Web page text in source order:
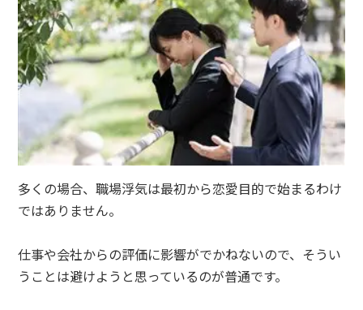
多くの場合、職場浮気は最初から恋愛目的で始まるわけ
ではありません。
仕事や会社からの評価に影響がでかねないので、そうい
うことは避けようと思っているのが普通です。